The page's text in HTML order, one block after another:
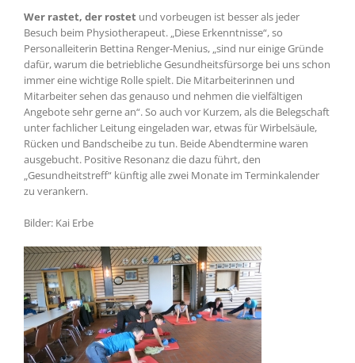
Wer rastet, der rostet und vorbeugen ist besser als jeder
Besuch beim Physiotherapeut. „Diese Erkenntnisse“, so
Personalleiterin Bettina Renger-Menius, „sind nur einige Gründe
dafür, warum die betriebliche Gesundheitsfürsorge bei uns schon
immer eine wichtige Rolle spielt. Die Mitarbeiterinnen und
Mitarbeiter sehen das genauso und nehmen die vielfältigen
Angebote sehr gerne an“. So auch vor Kurzem, als die Belegschaft
unter fachlicher Leitung eingeladen war, etwas für Wirbelsäule,
Rücken und Bandscheibezu tun. Beide Abendtermine waren
ausgebucht. Positive Resonanz die dazu führt,den
„Gesundheitstreff“ künftig alle zwei Monate im Terminkalender
zu verankern.
Bilder: Kai Erbe